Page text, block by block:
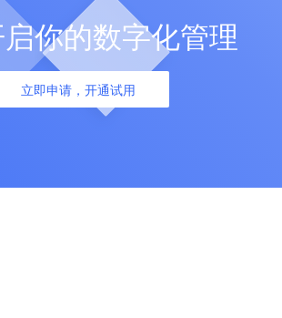
你的数字化管理
立即申请，开通试用